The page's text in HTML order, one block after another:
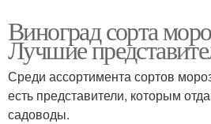
Виноград сорта
Лучшие
Среди ассортимента сортов
есть представители, которым
садоводы.